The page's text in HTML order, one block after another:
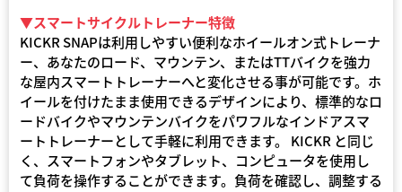
▼スマートサイクルトレーナー特徴
KICKR SNAPは利用しやすい便利なホイールオン式トレーナ
ー、あなたのロード、マウンテン、またはTTバイクを強力
な屋内スマートトレーナーへと変化させる事が可能です。ホ
イールを付けたまま使用できるデザインにより、標準的なロ
ードバイクやマウンテンバイクをパワフルなインドアスマ
ートトレーナーとして手軽に利用できます。 KICKR と同じ
く、スマートフォンやタブレット、コンピュータを使用し
て負荷を操作することができます。負荷を確認し、調整する